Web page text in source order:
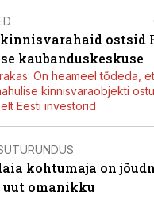
ostsid
kaubanduskeskuse
On heameel tõdeda,
kinnisvaraobjekti
Eesti investorid
kohtumaja on
uut omanikku